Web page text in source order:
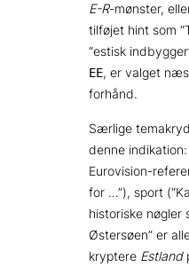
E-R-mønster,
tilføjet hint som
“estisk
EE, er valget
forhånd.
Særlige
denne
Eurovision-
for …”), sport
historiske nøgler
Østersøen” er
kryptere Estland